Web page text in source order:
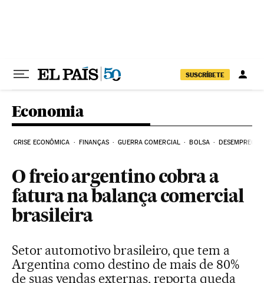
SUSCRÍBETE
Economia
CRISE ECONÔMICA FINANÇAS GUERRA COMERCIAL BOLSA DESEMPREGO
O freio argentino cobra a
fatura na balança comercial
brasileira
Setor automotivo brasileiro, que tem a
Argentina como destino de mais de 80%
de suas vendas externas, reporta queda